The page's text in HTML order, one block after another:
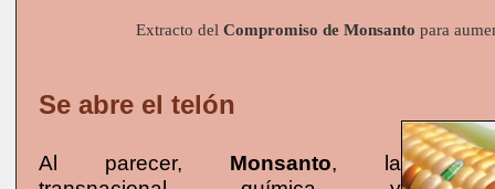
Extracto del Compromiso de Monsanto para
Se abre el telón
Al parecer, Monsanto, la